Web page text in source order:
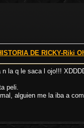
DE RICKY-Riki
n la q le saca l ojo!!!
peli.
alguien me la iba a